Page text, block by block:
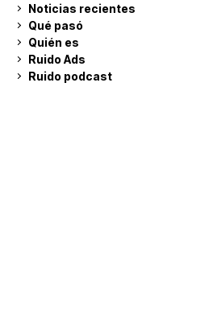
Noticias recientes
Qué pasó
Quién es
Ruido Ads
Ruido podcast